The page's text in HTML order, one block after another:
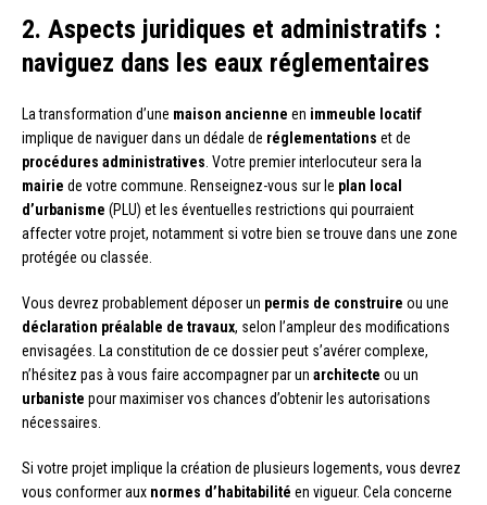
2. Aspects juridiques et administratifs :
naviguez dans les eaux réglementaires
La transformation d’une maison ancienne en immeuble locatif
implique de naviguer dans un dédale de réglementations et de
procédures administratives . Votre premier interlocuteur sera la
mairie de votre commune. Renseignez-vous sur le plan local
d’urbanisme (PLU) et les éventuelles restrictions qui pourraient
affecter votre projet, notamment si votre bien se trouve dans une zone
protégée ou classée.
Vous devrez probablement déposer un permis de construire ou une
déclaration préalable de travaux, selon l’ampleur des modifications
envisagées. La constitution de ce dossier peut s’avérer complexe,
n’hésitez pas à vous faire accompagner par un architecte ou un
urbaniste pour maximiser vos chances d’obtenir les autorisations
nécessaires.
Si votre projet implique la création de plusieurs logements, vous devrez
vous conformer aux normes d’habitabilité en vigueur. Cela concerne